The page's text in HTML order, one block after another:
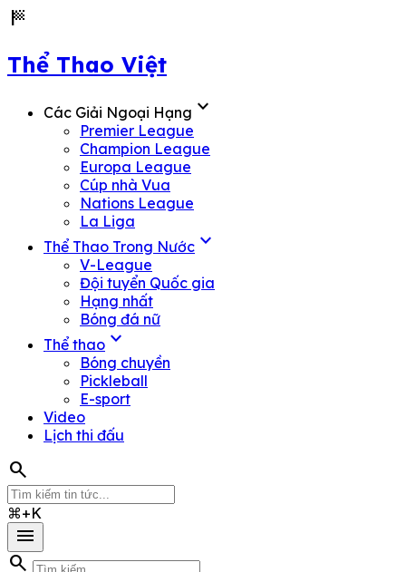
sports_score
Thể Thao Việt
Các Giải Ngoại Hạng expand_more
Premier League
Champion League
Europa League
Cúp nhà Vua
Nations League
La Liga
Thể Thao Trong Nước expand_more
V-League
Đội tuyển Quốc gia
Hạng nhất
Bóng đá nữ
Thể thao expand_more
Bóng chuyền
Pickleball
E-sport
Video
Lịch thi đấu
search
⌘+K
menu
search